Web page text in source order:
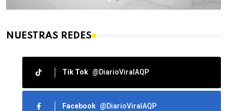
NUESTRAS REDES
Tik Tok @DiarioViralAQP
Facebook @DiarioViralAQP